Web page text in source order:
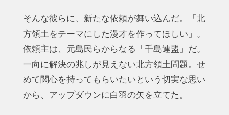
そんな彼らに、新たな依頼が舞い込んだ。「北
方領土をテーマにした漫才を作ってほしい」。
依頼主は、元島民らからなる「千島連盟」だ。
一向に解決の兆しが見えない北方領土問題。せ
めて関心を持ってもらいたいという切実な思い
から、アップダウンに白羽の矢を立てた。